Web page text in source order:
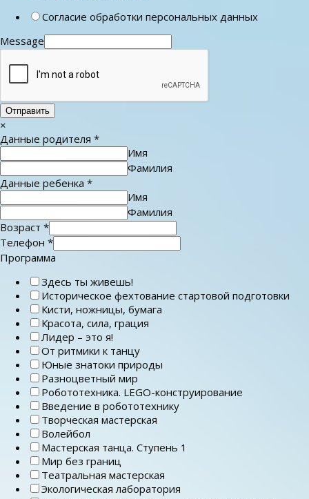
Согласие обработки персональных данных
Message
Отправить
×
Данные родителя *
Имя
Фамилия
Данные ребенка *
Имя
Фамилия
Возраст *
Телефон *
Программа
Здесь ты живешь!
Историческое фехтование стартовой подготовки
Кисти, ножницы, бумага
Красота, сила, грация
Лидер – это я!
От ритмики к танцу
Юные знатоки природы
Разноцветный мир
Робототехника. LEGO-конструирование
Введение в робототехнику
Творческая мастерская
Волейбол
Мастерская танца. Ступень 1
Мир без границ
Театральная мастерская
Экологическая лаборатория